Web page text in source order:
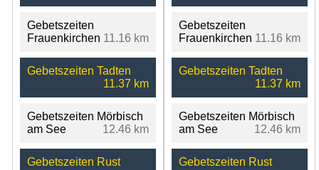
Gebetszeiten
Frauenkirchen 11.16 km
Gebetszeiten Tadten
11.37 km
Gebetszeiten Mörbisch
am See
12.46 km
Gebetszeiten Rust
Gebetszeiten
Frauenkirchen 11.16 km
Gebetszeiten Tadten
11.37 km
Gebetszeiten Mörbisch
am See
12.46 km
Gebetszeiten Rust